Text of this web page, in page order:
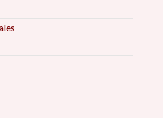
todo: Siete notas